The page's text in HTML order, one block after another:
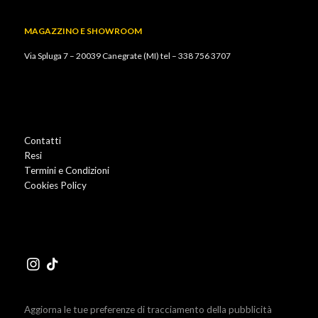
MAGAZZINO E SHOWROOM
Via Spluga 7 – 20039 Canegrate (MI) tel – 338 756 3707
Contatti
Resi
Termini e Condizioni
Cookies Policy
Aggiorna le tue preferenze di tracciamento della pubblicità